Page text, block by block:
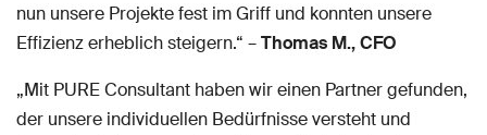
nun unsere Projekte fest im Griff und konnten unsere
Effizienz erheblich steigern.“ –Thomas M., CFO
„Mit PURE Consultant haben wir einen Partner gefunden,
der unsere individuellen Bedürfnisse versteht und